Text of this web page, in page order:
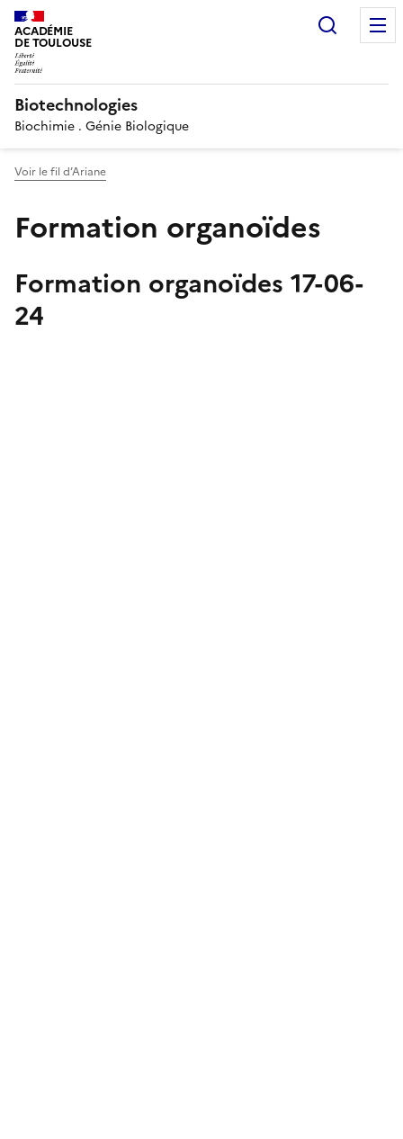
ACADÉMIE
DE TOULOUSE
Biotechnologies
Biochimie . Génie Biologique
Voir le fil d’Ariane
Formation organoïdes
Formation organoïdes 17-06-
24